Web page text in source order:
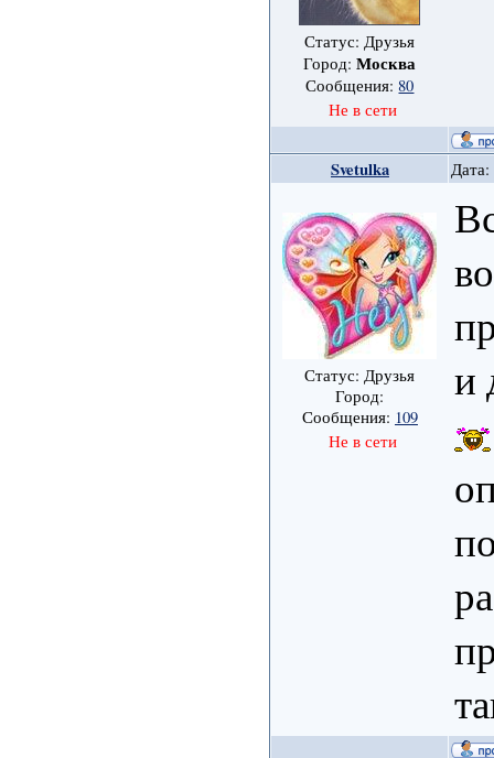
Статус: Друзья
Город:Москва
Сообщения:80
Не в сети
Svetulka Дата:
Статус: Друзья
Город:
Сообщения: 109
Не в сети
и